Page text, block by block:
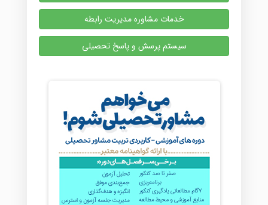
خدمات مشاوره مدیریت رابطه
سیستم پرسش و پاسخ تحصیلی